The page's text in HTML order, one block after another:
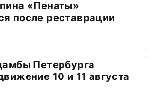
«Пенаты»
после реставрации
Петербурга
10 и 11 августа